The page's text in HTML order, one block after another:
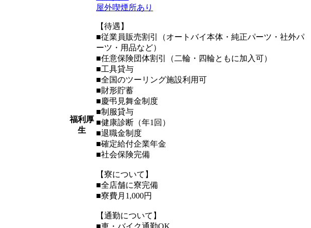
福利厚
生
屋外喫煙所あり
【待遇】
■従業員販売割引（オートバイ本体・純正パーツ・社外パ
ーツ・用品など）
■任意保険団体割引（二輪・四輪ともに加入可）
■工具貸与
■全国のツーリング施設利用可
■財形貯蓄
■慶弔見舞金制度
■制服貸与
■健康診断（年1回）
■退職金制度
■確定給付企業年金
■社会保険完備
【寮について】
■全店舗に寮完備
■寮費月1,000円
【通勤について】